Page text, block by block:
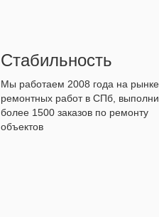
Стабильность
Мы работаем 2008 года на рынке
ремонтных работ в СПб,
более 1500 заказов по ремонту
объектов